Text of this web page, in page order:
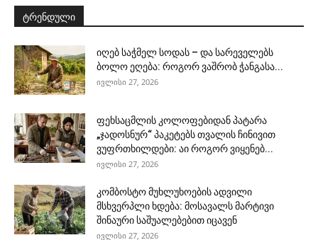
ტრენდული
იღებ საჭმელ სოდას – და სარეველებს
ბოლო ეღება: როგორ ვაშრობ ჭანგასა...
ივლისი 27, 2026
ფეხსაცმლის კოლოფებიდან პატარა
„ჯადოსნურ“ პაკეტებს თვალის ჩინივით
ვუფრთხილდები: აი როგორ ვიყენებ...
ივლისი 27, 2026
კომბოსტო მუხლუხოების ადვილი
მსხვერპლი ხდება: მოსავალს მარტივი
შინაური საშუალებებით იცავენ
ივლისი 27, 2026